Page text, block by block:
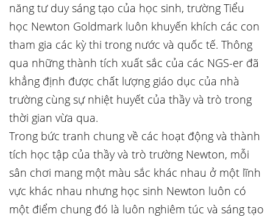
năng tư duy sáng tạo của học sinh, trường Tiểu
học Newton Goldmark luôn khuyến khích các con
tham gia các kỳ thi trong nước và quốc tế. Thông
qua những thành tích xuất sắc của các NGS-er đã
khẳng định được chất lượng giáo dục của nhà
trường cùng sự nhiệt huyết của thầy và trò trong
thời gian vừa qua.
Trong bức tranh chung về các hoạt động và thành
tích học tập của thầy và trò trường Newton, mỗi
sân chơi mang một màu sắc khác nhau ở một lĩnh
vực khác nhau nhưng học sinh Newton luôn có
một điểm chung đó là luôn nghiêm túc và sáng tạo